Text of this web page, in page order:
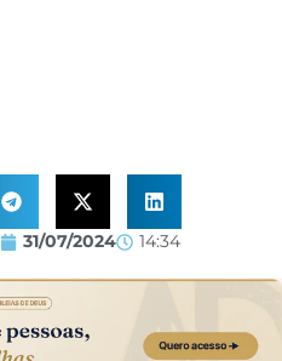
31/07/2024 14:34